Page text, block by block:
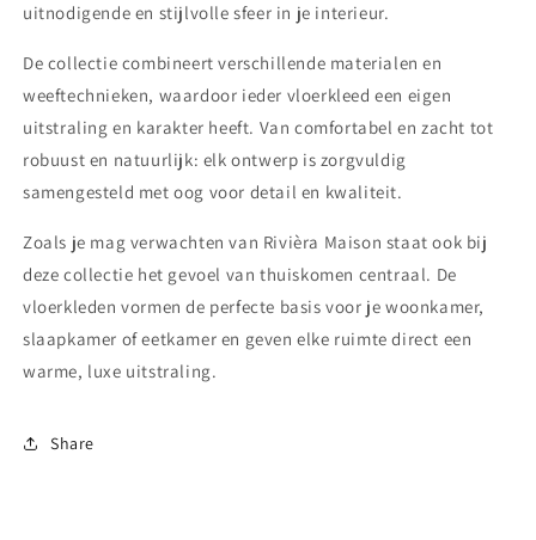
uitnodigende en stijlvolle sfeer in je interieur.
De collectie combineert verschillende materialen en
weeftechnieken, waardoor ieder vloerkleed een eigen
uitstraling en karakter heeft. Van comfortabel en zacht tot
robuust en natuurlijk: elk ontwerp is zorgvuldig
samengesteld met oog voor detail en kwaliteit.
Zoals je mag verwachten van Rivièra Maison staat ook bij
deze collectie het gevoel van thuiskomen centraal. De
vloerkleden vormen de perfecte basis voor je woonkamer,
slaapkamer of eetkamer en geven elke ruimte direct een
warme, luxe uitstraling.
Share